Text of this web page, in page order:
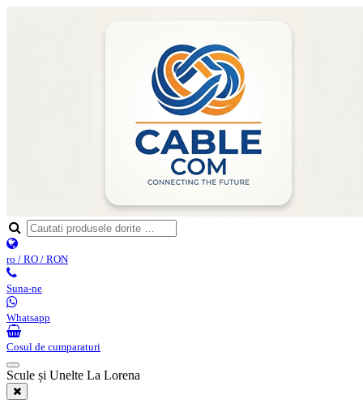
ro / RO / RON
Suna-ne
Whatsapp
Cosul de cumparaturi
Scule și Unelte La Lorena